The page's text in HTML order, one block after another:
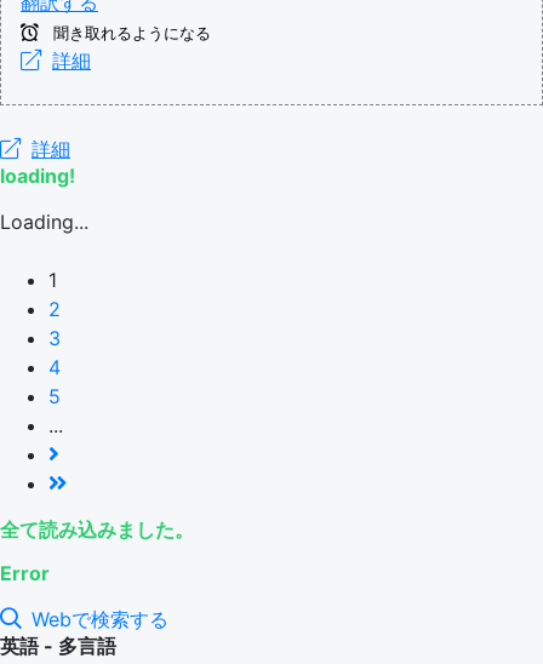
聞き取れるようになる
詳細
詳細
loading!
Loading...
1
2
3
4
5
...
全て読み込みました。
Error
Webで検索する
英語 - 多言語